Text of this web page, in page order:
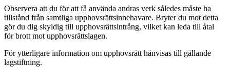
Observera att du för att få använda andras verk således måste ha
tillstånd från samtliga upphovsrättsinnehavare. Bryter du mot detta
gör du dig skyldig till upphovsrättsintrång, vilket kan leda till åtal
för brott mot upphovsrättslagen.
För ytterligare information om upphovsrätt hänvisas till gällande
lagstiftning.